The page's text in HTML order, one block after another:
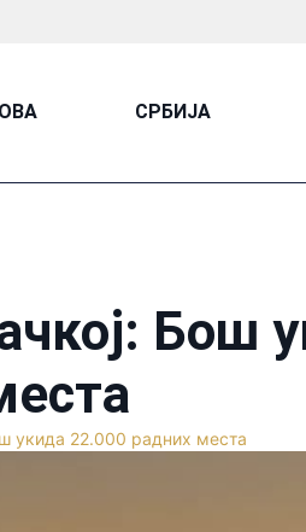
СРБИЈА
Бош
укида 22.000 радних места